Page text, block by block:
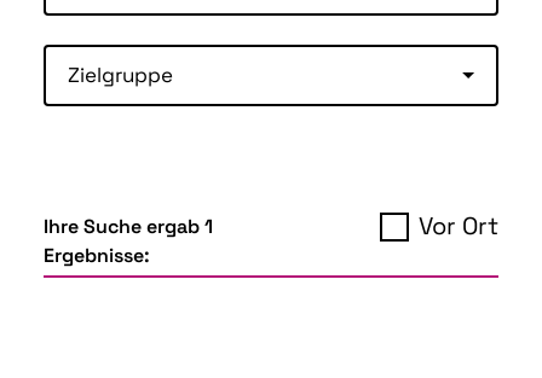
Zielgruppe
Ihre Suche ergab 1
Ergebnisse:
Vor Ort